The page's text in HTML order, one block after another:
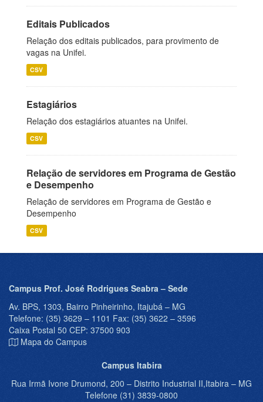
Editais Publicados
Relação dos editais publicados, para provimento de
vagas na Unifei.
CSV
Estagiários
Relação dos estagiários atuantes na Unifei.
CSV
Relação de servidores em Programa de Gestão
e Desempenho
Relação de servidores em Programa de Gestão e
Desempenho
CSV
Campus Prof. José Rodrigues Seabra – Sede
Av. BPS, 1303, Bairro Pinheirinho, Itajubá – MG
Telefone: (35) 3629 – 1101 Fax: (35) 3622 – 3596
Caixa Postal 50 CEP: 37500 903
Mapa do Campus
Campus Itabira
Rua Irmã Ivone Drumond, 200 – Distrito Industrial II,Itabira – MG
Telefone (31) 3839-0800